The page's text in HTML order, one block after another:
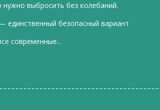
нужно выбросить без колебаний.
единственный безопасный вариант
современные...